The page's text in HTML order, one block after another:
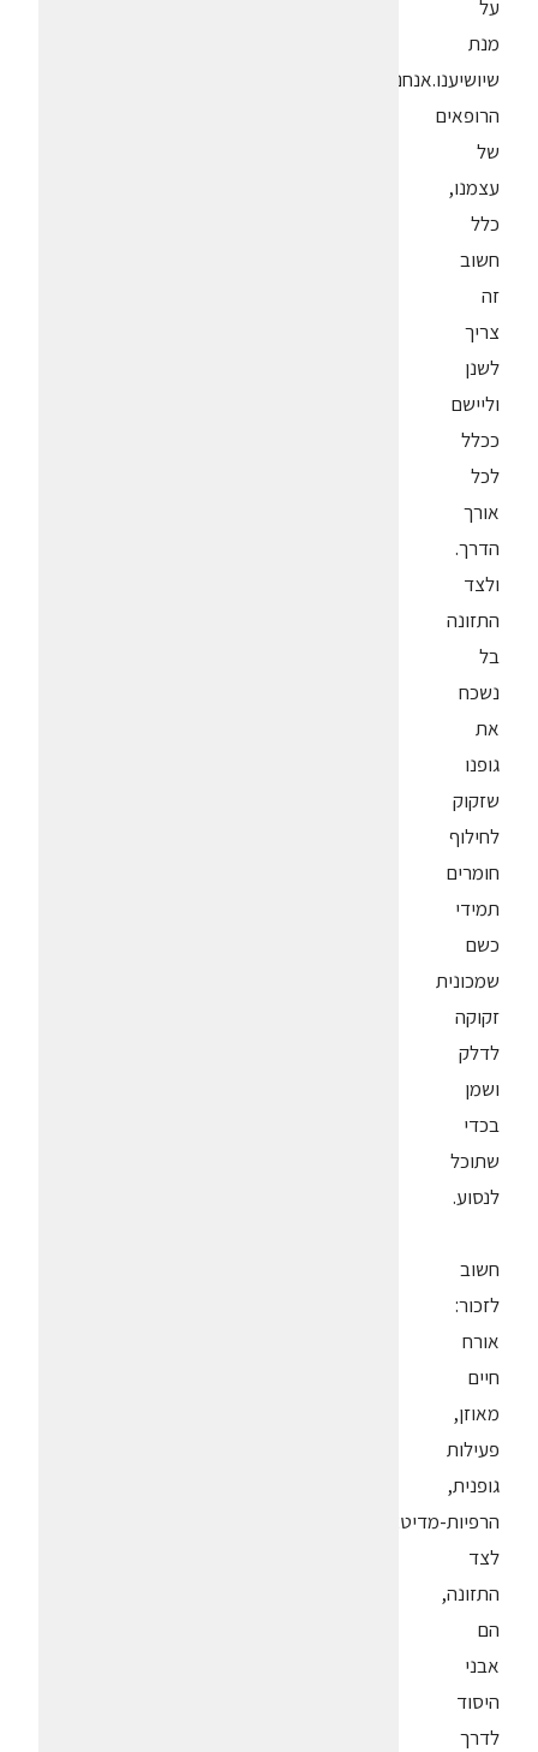
על
מנת
שיושיענו.אנחנו
הרופאים
של
עצמנו,
כלל
חשוב
זה
צריך
לשנן
וליישם
ככלל
לכל
אורך
הדרך.
ולצד
התזונה
בל
נשכח
את
גופנו
שזקוק
לחילוף
חומרים
תמידי
כשם
שמכונית
זקוקה
לדלק
ושמן
בכדי
שתוכל
לנסוע.
חשוב
לזכור:
אורח
חיים
מאוזן,
פעילות
גופנית,
הרפיות-מדיטציות
לצד
התזונה,
הם
אבני
היסוד
לדרך